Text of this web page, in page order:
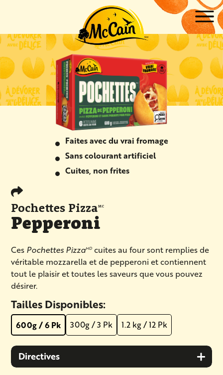
submenu for "Produits"
submenu for "Recettes"
Faites avec du vrai fromage
Sans colourant artificiel
Cuites, non frites
Pochettes PizzaMC
Pepperoni
Ces Pochettes PizzaMD cuites au four sont remplies de
véritable mozzarella et de pepperoni et contiennent
tout le plaisir et toutes les saveurs que vous pouvez
désirer.
Tailles Disponibles:
600g / 6 Pk 300g / 3 Pk 1.2 kg / 12 Pk
Directives